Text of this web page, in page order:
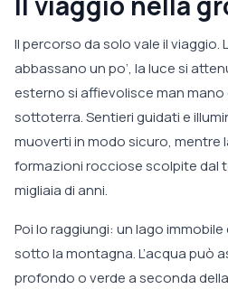
Il percorso da solo vale il viaggio.
abbassano un po’, la luce si
esterno si affievolisce man
sottoterra. Sentieri guidati e
muoverti in modo sicuro, mentre
formazioni rocciose scolpite dal
migliaia di anni.
Poi lo raggiungi: un lago
sotto la montagna. L’acqua può
profondo o verde a seconda